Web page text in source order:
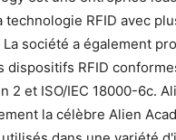
technologie RFID avec
société a également
dispositifs RFID
2 et ISO/IEC 18000-6c.
la célèbre Alien